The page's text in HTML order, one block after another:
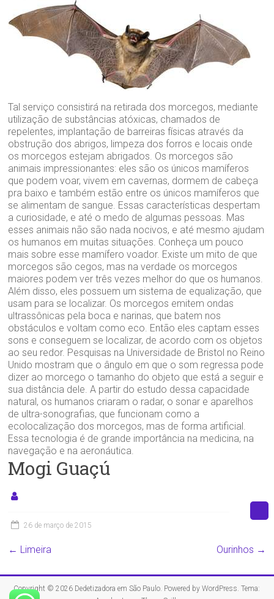
Tal serviço consistirá na retirada dos morcegos, mediante
utilização de substâncias atóxicas, chamados de
repelentes, implantação de barreiras físicas através da
obstrução dos abrigos, limpeza dos forros e locais onde
os morcegos estejam abrigados. Os morcegos são
animais impressionantes: eles são os únicos mamíferos
que podem voar, vivem em cavernas, dormem de cabeça
pra baixo e também estão entre os únicos mamíferos que
se alimentam de sangue. Essas características despertam
a curiosidade, e até o medo de algumas pessoas. Mas
esses animais não são nada nocivos, e até mesmo ajudam
os humanos em muitas situações. Conheça um pouco
mais sobre esse mamífero voador. Existe um mito de que
morcegos são cegos, mas na verdade os morcegos
maiores podem ver três vezes melhor do que os humanos.
Além disso, eles possuem um sistema de equalização, que
usam para se localizar. Os morcegos emitem ondas
ultrassônicas pela boca e narinas, que batem nos
obstáculos e voltam como eco. Então eles captam esses
sons e conseguem se localizar, de acordo com os objetos
ao seu redor. Pesquisas na Universidade de Bristol no Reino
Unido mostram que o ângulo em que o som regressa pode
dizer ao morcego o tamanho do objeto que está a seguir e
sua distância dele. A partir do estudo dessa capacidade
natural, os humanos criaram o radar, o sonar e aparelhos
de ultra-sonografias, que funcionam como a
ecolocalização dos morcegos, mas de forma artificial.
Essa tecnologia é de grande importância na medicina, na
navegação e na aeronáutica.
Mogi Guaçú
26 de março de 2015
← Limeira Ourinhos →
Copyright © 2026 Dedetizadora em São Paulo. Powered byWordPress. Tema: